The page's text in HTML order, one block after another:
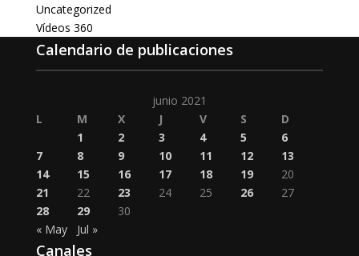
Uncategorized
Vídeos 360
Calendario de publicaciones
junio 2021
L
M X J V S
D
1
2 3 4 5
6
7
8 9 10 11 12
13
14
15 16 17 18 19
20
21
22 23 24 25 26
27
28
29
30
« May
Jul »
Canales